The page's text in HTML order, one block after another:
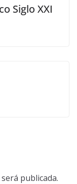
Siglo XXI
publicada.